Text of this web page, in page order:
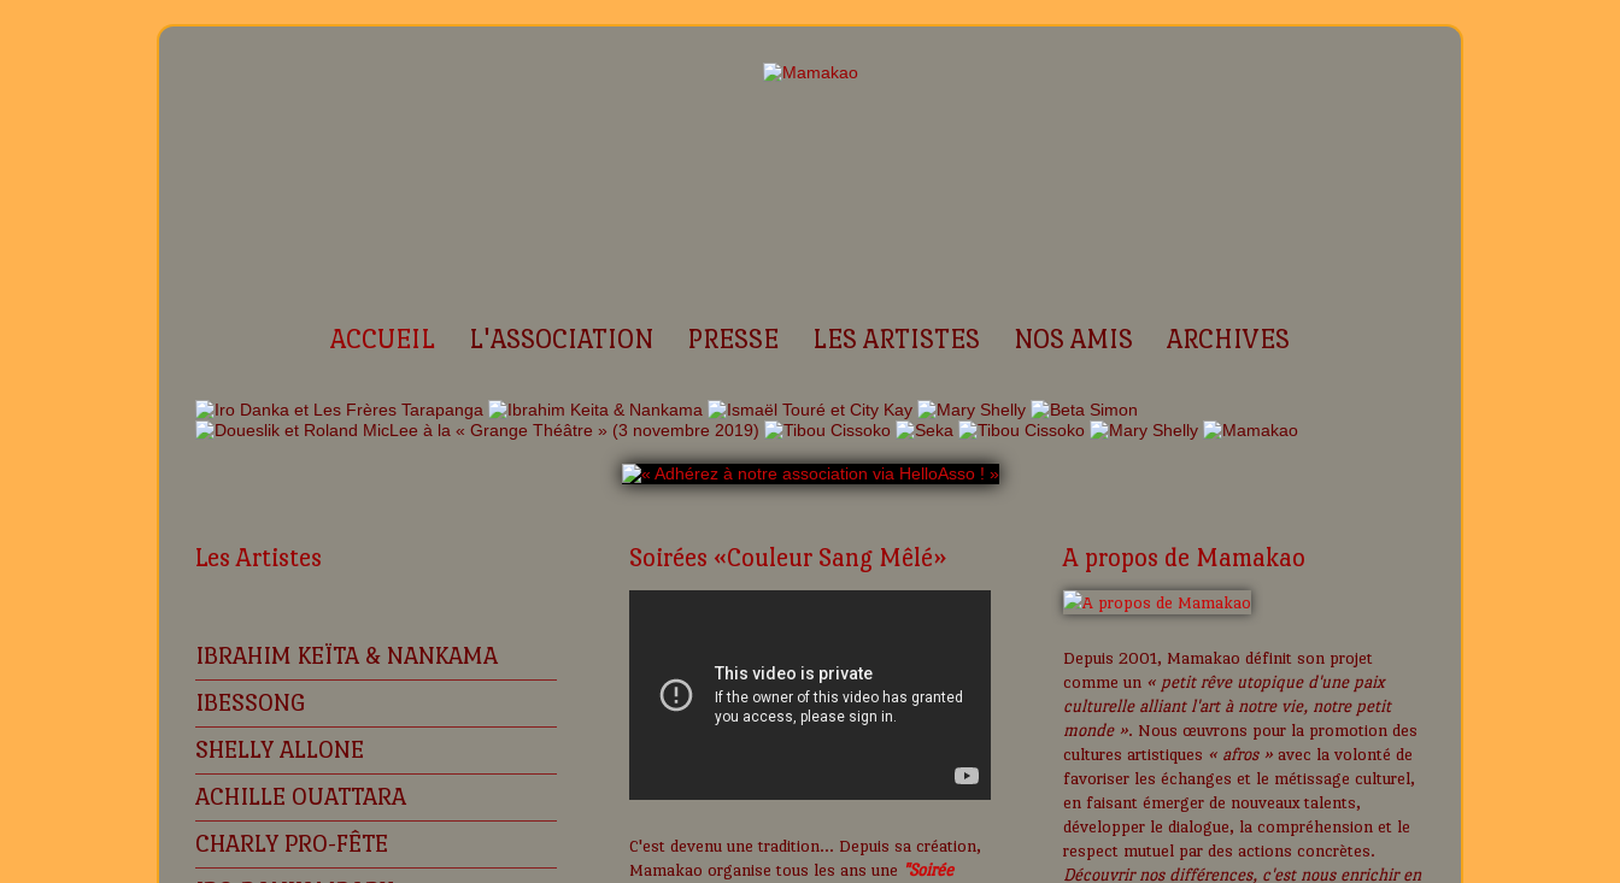
ACCUEIL L'ASSOCIATION PRESSE LES ARTISTES NOS AMIS ARCHIVES
Les Artistes
IBRAHIM KEÏTA & NANKAMA
IBESSONG
SHELLY ALLONE
ACHILLE OUATTARA
CHARLY PRO-FÊTE
Soirées «Couleur Sang Mêlé»
C'est devenu une tradition... Depuis sa création,
Mamakao organise tous les ans une "Soirée
A propos de Mamakao
Depuis 2001, Mamakao définit son projet
comme un « petit rêve utopique d'une paix
culturelle alliant l'art à notre vie, notre petit
monde ». Nous œuvrons pour la promotion des
cultures artistiques « afros » avec la volonté de
favoriser les échanges et le métissage culturel,
en faisant émerger de nouveaux talents,
développer le dialogue, la compréhension et le
respect mutuel par des actions concrètes.
Découvrir nos différences, c'est nous enrichir en